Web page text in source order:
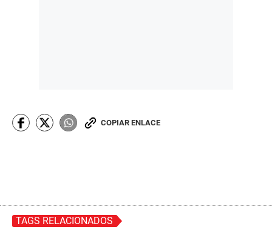
COPIAR ENLACE
TAGS RELACIONADOS